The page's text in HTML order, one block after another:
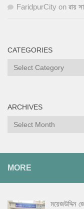
FaridpurCity on রায়
CATEGORIES
Categories
ARCHIVES
Archives
MORE
ময়েজউদ্দিন